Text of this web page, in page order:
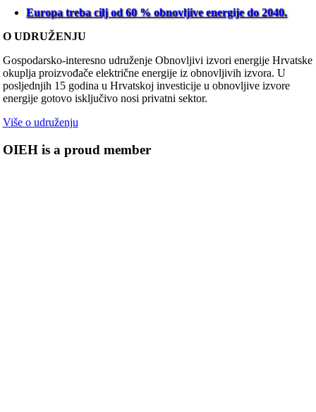
Europa treba cilj od 60 % obnovljive energije do 2040.
O UDRUŽENJU
Gospodarsko-interesno udruženje Obnovljivi izvori energije Hrvatske
okuplja proizvođače električne energije iz obnovljivih izvora. U
posljednjih 15 godina u Hrvatskoj investicije u obnovljive izvore
energije gotovo isključivo nosi privatni sektor.
Više o udruženju
OIEH is a proud member